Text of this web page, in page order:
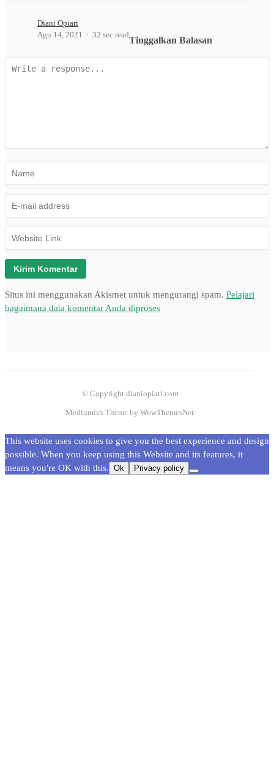
Diani Opiari
Agu 14, 2021
32 sec read
Tinggalkan Balasan
Situs ini menggunakan Akismet untuk mengurangi spam. Pelajari
bagaimana data komentar Anda diproses
© Copyright dianiopiari.com
Mediumish Theme by WowThemesNet.
This website uses cookies to give you the best experience and design
possible. When you keep using this Website and its features, it
means you're OK with this. Ok Privacy policy